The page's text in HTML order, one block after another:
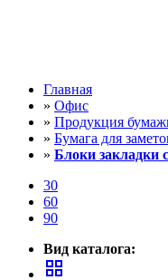
Главная
» Офис
» Продукция
» Бумага для
» Блоки закладки
30
60
90
Вид каталога:
grid_view